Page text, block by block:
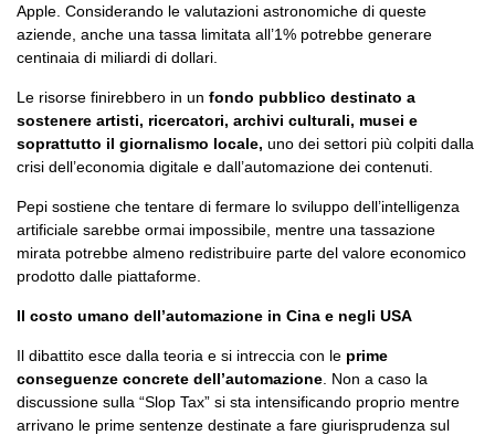
Apple. Considerando le valutazioni astronomiche di queste
aziende, anche una tassa limitata all’1% potrebbe generare
centinaia di miliardi di dollari.
Le risorse finirebbero in un fondo pubblico destinato a
sostenere artisti, ricercatori, archivi culturali, musei e
soprattutto il giornalismo locale, uno dei settori più colpiti dalla
crisi dell’economia digitale e dall’automazione dei contenuti.
Pepi sostiene che tentare di fermare lo sviluppo dell’intelligenza
artificiale sarebbe ormai impossibile, mentre una tassazione
mirata potrebbe almeno redistribuire parte del valore economico
prodotto dalle piattaforme.
Il costo umano dell’automazione in Cina e negli USA
Il dibattito esce dalla teoria e si intreccia con le prime
conseguenze concrete dell’automazione . Non a caso la
discussione sulla “Slop Tax” si sta intensificando proprio mentre
arrivano le prime sentenze destinate a fare giurisprudenza sul